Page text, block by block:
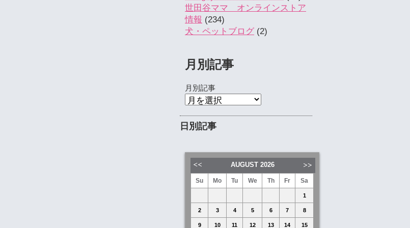
世田谷ママ オンラインストア
情報 (234)
犬・ペットブログ (2)
月別記事
月別記事
日別記事
AUGUST 2026
Su Mo Tu We Th Fr Sa
1
2 3 4 5 6 7 8
9 10 11 12 13 14 15